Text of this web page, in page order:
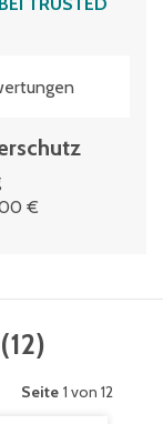
€
(12)
Seite 1 von 12